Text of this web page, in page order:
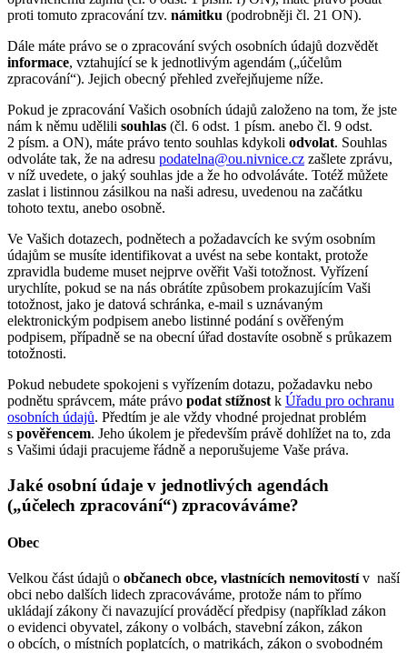
proti tomuto zpracování tzv. námitku (podrobněji čl. 21 ON).
Dále máte právo se o zpracování svých osobních údajů dozvědět
informace, vztahující se k jednotlivým agendám („účelům
zpracování“). Jejich obecný přehled zveřejňujeme níže.
Pokud je zpracování Vašich osobních údajů založeno na tom, že jste
nám k němu udělili souhlas (čl. 6 odst. 1 písm. anebo čl. 9 odst.
2 písm. a ON), máte právo tento souhlas kdykoli odvolat. Souhlas
odvoláte tak, že na adresu podatelna@ou.nivnice.cz zašlete zprávu,
v níž uvedete, o jaký souhlas jde a že ho odvoláváte. Totéž můžete
zaslat i listinnou zásilkou na naši adresu, uvedenou na začátku
tohoto textu, anebo osobně.
Ve Vašich dotazech, podnětech a požadavcích ke svým osobním
údajům se musíte identifikovat a uvést na sebe kontakt, protože
zpravidla budeme muset nejprve ověřit Vaši totožnost. Vyřízení
urychlíte, pokud se na nás obrátíte způsobem prokazujícím Vaši
totožnost, jako je datová schránka, e‑mail s uznávaným
elektronickým podpisem anebo listinné podání s ověřeným
podpisem, případně se na obecní úřad dostavíte osobně s průkazem
totožnosti.
Pokud nebudete spokojeni s vyřízením dotazu, požadavku nebo
podnětu správcem, máte právo podat stížnost k Úřadu pro ochranu
osobních údajů. Předtím je ale vždy vhodné projednat problém
s pověřencem. Jeho úkolem je především právě dohlížet na to, zda
s Vašimi údaji pracujeme řádně a neporušujeme Vaše práva.
Jaké osobní údaje v jednotlivých agendách
(„účelech zpracování“) zpracováváme?
Obec
Velkou část údajů o občanech obce, vlastnících nemovitostív naší
obci nebo dalších lidech zpracováváme, protože nám to přímo
ukládají zákony či navazující prováděcí předpisy (například zákon
o evidenci obyvatel, zákony o volbách, stavební zákon, zákon
o obcích, o místních poplatcích, o matrikách, zákon o svobodném